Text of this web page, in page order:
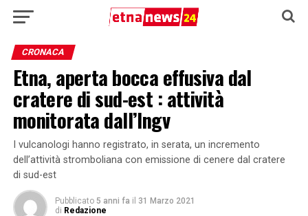
CRONACA
Etna, aperta bocca effusiva dal
cratere di sud-est : attività
monitorata dall’Ingv
I vulcanologi hanno registrato, in serata, un incremento
dell’attività stromboliana con emissione di cenere dal cratere
di sud-est
Pubblicato 5 anni fa il 31 Marzo 2021
di Redazione